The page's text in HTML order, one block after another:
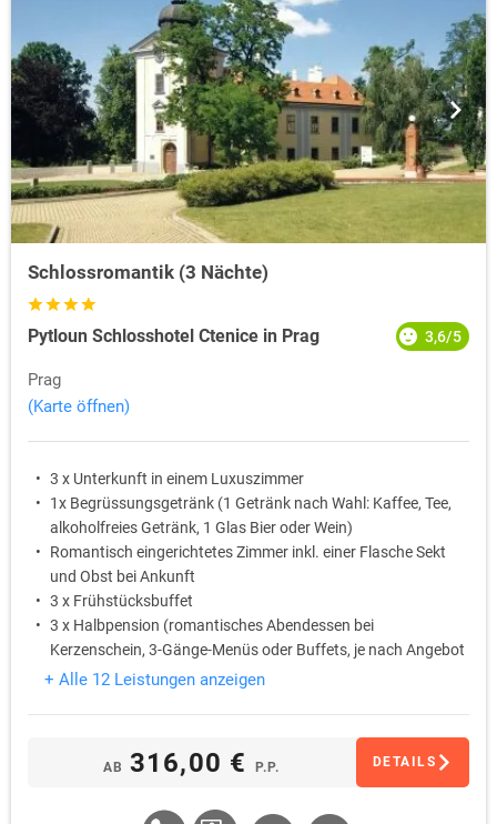
Schlossromantik (3 Nächte)
Pytloun Schlosshotel Ctenice in Prag 3,6/5
Prag
(Karte öffnen)
3 x Unterkunft in einem Luxuszimmer
1x Begrüssungsgetränk (1 Getränk nach Wahl: Kaffee, Tee,
alkoholfreies Getränk, 1 Glas Bier oder Wein)
Romantisch eingerichtetes Zimmer inkl. einer Flasche Sekt
und Obst bei Ankunft
3 x Frühstücksbuffet
3 x Halbpension (romantisches Abendessen bei
Kerzenschein, 3-Gänge-Menüs oder Buffets, je nach Angebot
des Chefkochs, mit einer Flasche von Hauswein pro Paar)
+ Alle 12 Leistungen anzeigen
AB 316,00 € P.P. DETAILS